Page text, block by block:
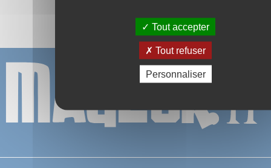
Tout accepter
Tout refuser
Personnaliser